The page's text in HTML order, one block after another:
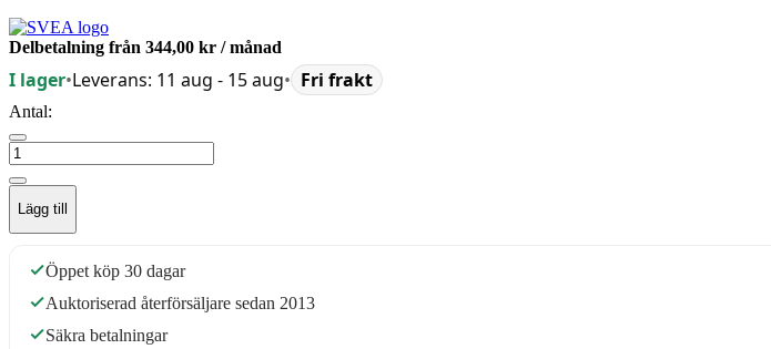
Delbetalning från 344,00 kr / månad
I lager•Leverans: 11 aug - 15 aug• Fri frakt
Antal:
Lägg till
Öppet köp 30 dagar
Auktoriserad återförsäljare sedan 2013
Säkra betalningar